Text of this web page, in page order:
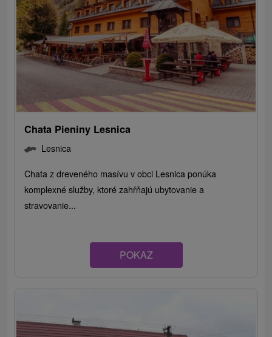
Chata Pieniny Lesnica
Lesnica
Chata z dreveného masívu v obci Lesnica ponúka
komplexné služby, ktoré zahŕňajú ubytovanie a
stravovanie...
POKAZ